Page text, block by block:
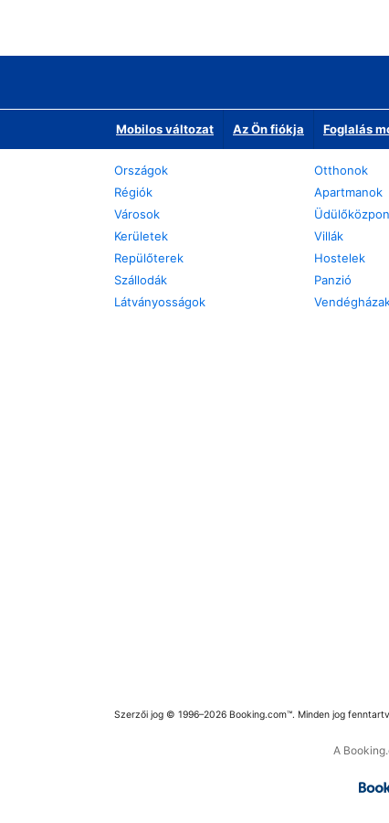
Mobilos változat Az Ön fiókja Foglalás
Országok
Régiók
Városok
Kerületek
Repülőterek
Szállodák
Látványosságok
Otthonok
Apartmanok
Villák
Hostelek
Panzió
Szerzői jog © 1996–2026 Booking.com™. Minden jog
A